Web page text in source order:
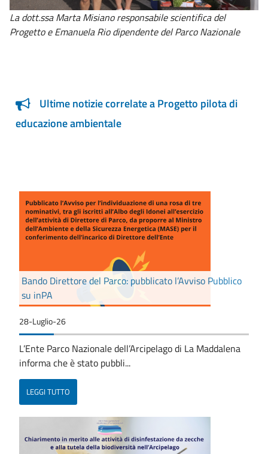
La dott.ssa Marta Misiano responsabile scientifica del
Progetto e Emanuela Rio dipendente del Parco Nazionale
Ultime notizie correlate a Progetto pilota di
educazione ambientale
Bando Direttore del Parco: pubblicato l’Avviso Pubblico
su inPA
28-Luglio-26
L’Ente Parco Nazionale dell’Arcipelago di La Maddalena
informa che è stato pubbli...
LEGGI TUTTO